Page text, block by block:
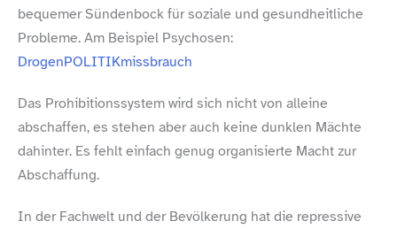
bequemer Sündenbock für soziale und gesundheitliche
Probleme. Am Beispiel Psychosen:
DrogenPOLITIKmissbrauch
Das Prohibitionssystem wird sich nicht von alleine
abschaffen, es stehen aber auch keine dunklen Mächte
dahinter. Es fehlt einfach genug organisierte Macht zur
Abschaffung.
In der Fachwelt und der Bevölkerung hat die repressive